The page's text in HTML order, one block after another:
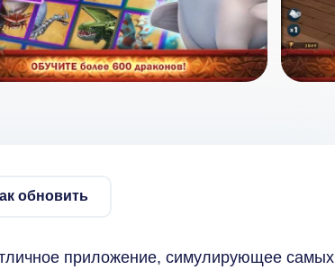
обновить
приложение, симулирующее самых